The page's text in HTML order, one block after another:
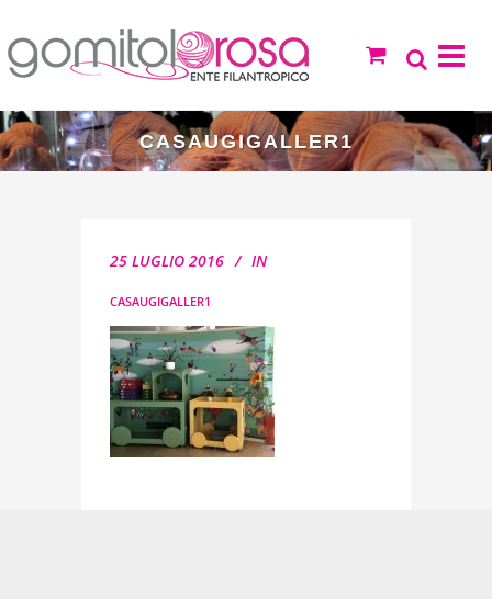
CASAUGIGALLER1
25 LUGLIO 2016 IN
CASAUGIGALLER1